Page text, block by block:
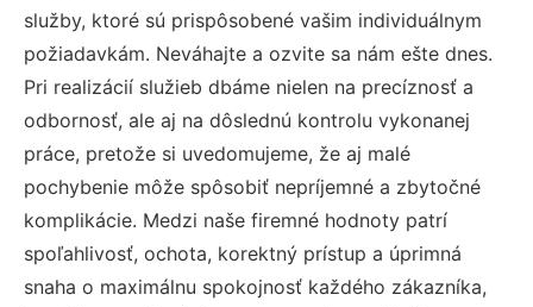
služby, ktoré sú prispôsobené vašim individuálnym
požiadavkám. Neváhajte a ozvite sa nám ešte dnes.
Pri realizácií služieb dbáme nielen na precíznosť a
odbornosť, ale aj na dôslednú kontrolu vykonanej
práce, pretože si uvedomujeme, že aj malé
pochybenie môže spôsobiť nepríjemné a zbytočné
komplikácie. Medzi naše firemné hodnoty patrí
spoľahlivosť, ochota, korektný prístup a úprimná
snaha o maximálnu spokojnosť každého zákazníka,